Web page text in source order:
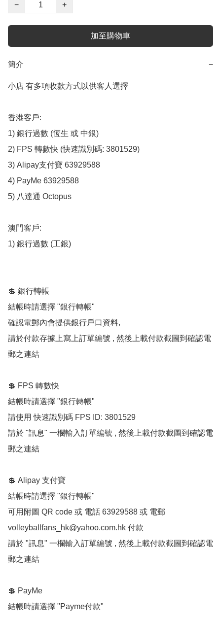
−
+
加至購物車
簡介 −
小店 有多項收款方式以供客人選擇
香港客戶:
1) 銀行過數 (恆生 或 中銀)
2) FPS 轉數快 (快速識別碼: 3801529)
3) Alipay支付寶 63929588
4) PayMe 63929588
5) 八達通 Octopus
澳門客戶:
1) 銀行過數 (工銀)
💲 銀行轉帳
結帳時請選擇 "銀行轉帳"
確認電郵內會提供銀行戶口資料,
請於付款存據上寫上訂單編號 , 然後上載付款截圖到確認電
郵之連結
💲 FPS 轉數快
結帳時請選擇 "銀行轉帳"
請使用 快速識別碼 FPS ID: 3801529
請於 "訊息" 一欄輸入訂單編號 , 然後上載付款截圖到確認電
郵之連結
💲 Alipay 支付寶
結帳時請選擇 "銀行轉帳"
volleyballfans_hk@yahoo.com.hk 付款
請於 "訊息" 一欄輸入訂單編號 , 然後上載付款截圖到確認電
郵之連結
💲 PayMe
結帳時請選擇 "Payme付款"